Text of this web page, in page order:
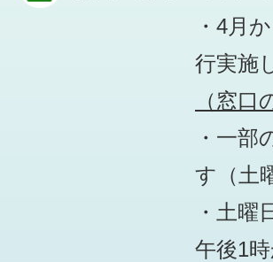
・4月
行実施
（窓
・一部
す （
・土曜
午後1